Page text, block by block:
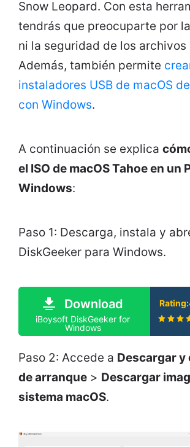
Snow Leopard. Con esta
tendrás que preocuparte por
ni la seguridad de los archivos
Además, también permite
instaladores USB de macOS
con Windows.
A continuación se explica
el ISO de macOS Tahoe en un
Windows:
Paso 1: Descarga, instala y
DiskGeeker para Windows.
Download
iBoysoft DiskGeeker for
Windows
Paso 2: Accede a Descargar y
de arranque > Descargar
sistema macOS.